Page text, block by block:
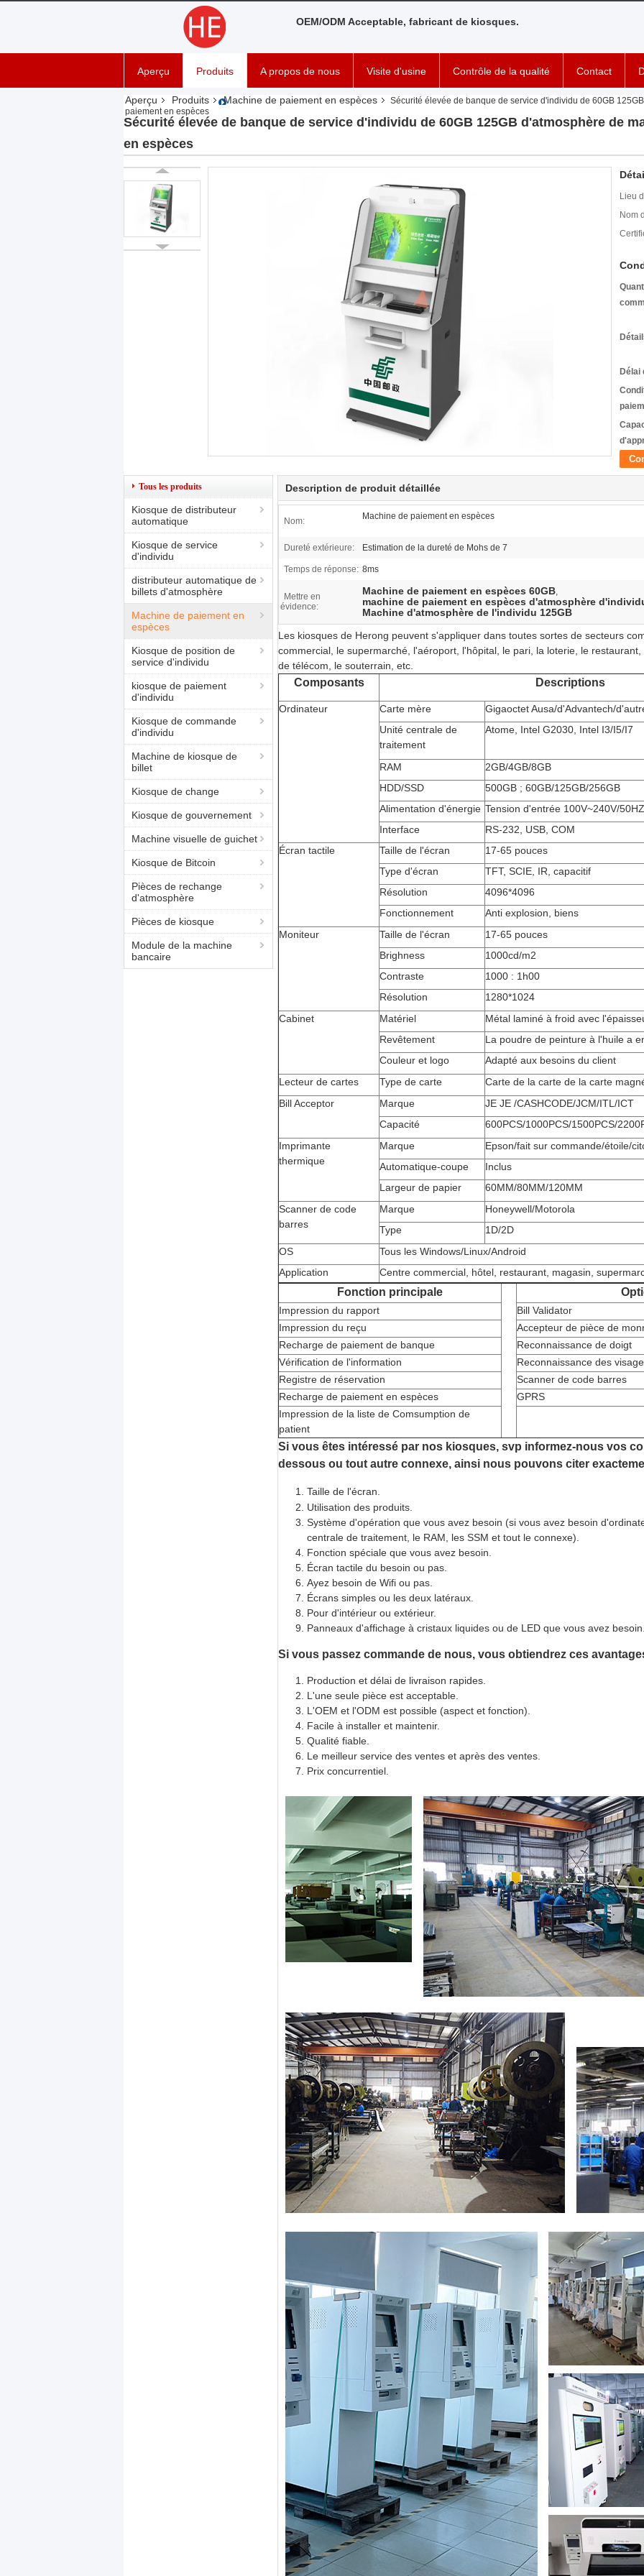
OEM/ODM Acceptable, fabricant de kiosques.
Aperçu Produits A propos de nous Visite d'usine Contrôle de la qualité Contact
Aperçu Produits Machine de paiement en espèces
Sécurité élevée de banque de service d'individu de 60GB
paiement en espèces
Sécurité élevée de banque de service d'individu de 60GB 125GB d'atmosphère de
en espèces
Lieu
Nom
Délai
Tous les produits
Kiosque de distributeur
automatique
Kiosque de service
d'individu
distributeur automatique de
billets d'atmosphère
Machine de paiement en
espèces
Kiosque de position de
service d'individu
kiosque de paiement
d'individu
Kiosque de commande
d'individu
Machine de kiosque de
billet
Kiosque de change
Kiosque de gouvernement
Machine visuelle de guichet
Kiosque de Bitcoin
Pièces de rechange
d'atmosphère
Pièces de kiosque
Module de la machine
bancaire
Description de produit détaillée
Nom: Machine de paiement en espèces
Dureté extérieure: Estimation de la dureté de Mohs de 7
Temps de réponse: 8ms
Mettre en
évidence:
Machine de paiement en espèces 60GB,
machine de paiement en espèces d'atmosphère
Machine d'atmosphère de l'individu 125GB
Les kiosques de Herong peuvent s'appliquer dans toutes sortes de secteurs
commercial, le supermarché, l'aéroport, l'hôpital, le pari, la loterie, le
de télécom, le souterrain, etc.
Composants Descriptions
Ordinateur Carte mère
Gigaoctet Ausa/d'Advantech/
Unité centrale de
traitement
Atome, Intel G2030, Intel I3/I5/I7
RAM
2GB/4GB/8GB
HDD/SSD
500GB ; 60GB/125GB/256GB
Alimentation d'énergie Tension d'entrée 100V~240V/
Interface
RS-232, USB, COM
Écran tactile
Taille de l'écran
17-65 pouces
Type d'écran
TFT, SCIE, IR, capacitif
Résolution
4096*4096
Fonctionnement
Anti explosion, biens
Moniteur
Taille de l'écran
17-65 pouces
Brighness
1000cd/m2
Contraste
1000 : 1h00
Résolution
1280*1024
Cabinet
Matériel
Métal laminé à froid avec
Revêtement
La poudre de peinture à l'huile a
Couleur et logo
Adapté aux besoins du client
Lecteur de cartes
Type de carte
Carte de la carte de la carte
Bill Acceptor
Marque
JE JE /CASHCODE/JCM/ITL/ICT
Capacité
600PCS/1000PCS/1500PCS/
Imprimante
thermique
Marque
Epson/fait sur commande/étoile/
Automatique-coupe
Inclus
Largeur de papier
60MM/80MM/120MM
Scanner de code
barres
Marque
Honeywell/Motorola
Type
1D/2D
OS
Tous les Windows/Linux/Android
Application
Centre commercial, hôtel, restaurant, magasin,
Fonction principale
Impression du rapport
Bill Validator
Impression du reçu
Accepteur de pièce de
Recharge de paiement de banque
Reconnaissance de doigt
Vérification de l'information
Reconnaissance des
Registre de réservation
Scanner de code barres
Recharge de paiement en espèces
GPRS
Impression de la liste de Comsumption de
patient
Si vous êtes intéressé par nos kiosques, svp informez-nous vos
dessous ou tout autre connexe, ainsi nous pouvons citer
Taille de l'écran.
Utilisation des produits.
Système d'opération que vous avez besoin (si vous avez besoin
centrale de traitement, le RAM, les SSM et tout le connexe).
Fonction spéciale que vous avez besoin.
Écran tactile du besoin ou pas.
Ayez besoin de Wifi ou pas.
Écrans simples ou les deux latéraux.
Pour d'intérieur ou extérieur.
Panneaux d'affichage à cristaux liquides ou de LED que vous avez
Si vous passez commande de nous, vous obtiendrez ces
Production et délai de livraison rapides.
L'une seule pièce est acceptable.
L'OEM et l'ODM est possible (aspect et fonction).
Facile à installer et maintenir.
Qualité fiable.
Le meilleur service des ventes et après des ventes.
Prix concurrentiel.